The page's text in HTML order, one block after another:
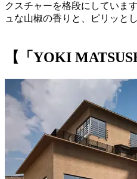
クスチャーを格段にしていま
ュな山椒の香りと、ピリッと
【「YOKI